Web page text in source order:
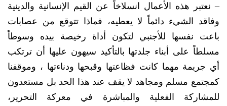
– نعتبر هذه الأعمال انسلاخاً عن القيم الإنسانية والدينية
وفاقد الشيء دائماً لا يعطيه، فماذا تتوقع من عصابات
باعت نفسها للأجنبي لتكون أداة رخيصة بيده وسوطاً
مسلطاً على أبناء جلدتها بالتأكيد سيهون عليها أن ترتكب
أي جريمة مهما كانت فظاعتها وقبحها ودناءتها ، وموقفنا
كمجتمع مسلم ومجاهد لا يقف عند هذا الحد بل مستعدون
للمشاركة الفعلية والمباشرة في معركة التحرير،